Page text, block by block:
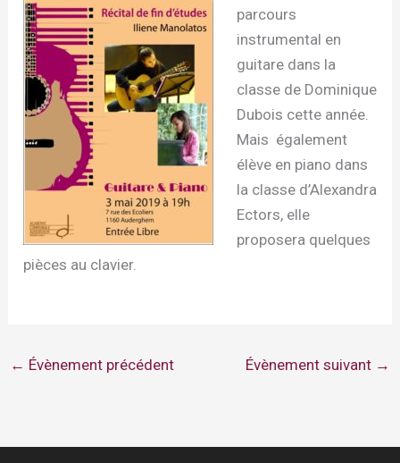
parcours
instrumental en
guitare dans la
classe de Dominique
Dubois cette année.
Mais également
élève en piano dans
la classe d’Alexandra
Ectors, elle
proposera quelques
pièces au clavier.
← Évènement précédent Évènement suivant →